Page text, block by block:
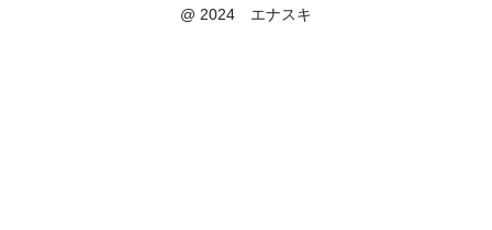
@ 2024 エナスキ